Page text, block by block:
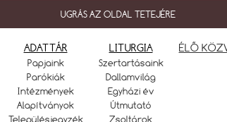
UGRÁS AZ OLDAL TETEJÉRE
ADATTÁR
Papjaink
Parókiák
Intézmények
Alapítványok
Településjegyzék
LITURGIA
Szertartásaink
Dallamvilág
Egyházi év
Útmutató
Zsoltárok
ÉLŐ